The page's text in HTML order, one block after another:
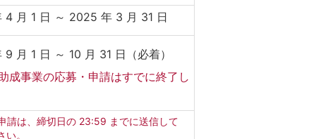
4 月 1 日 ～ 2025 年 3 月 31 日
月 1 日 ～ 10 月 31 日（必着）
成事業の応募・申請はすでに終了し
請は、締切日の 23:59 までに送信して
い。